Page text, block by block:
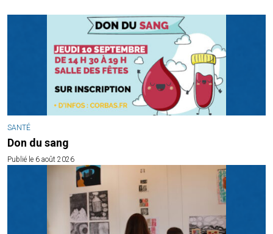
SANTÉ
Don du sang
Publié le 6 août 2026